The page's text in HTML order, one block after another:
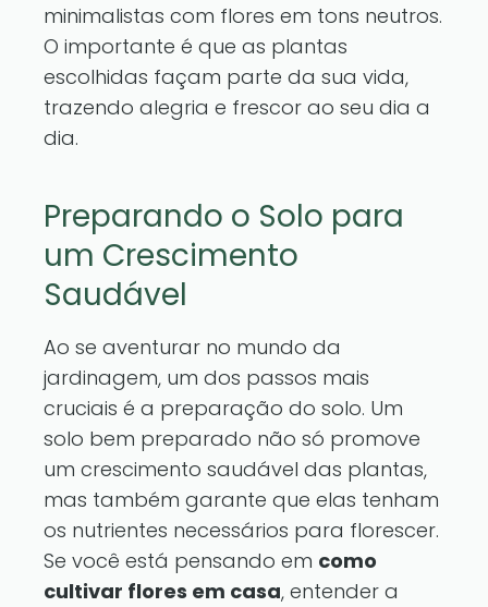
minimalistas com flores em tons neutros.
O importante é que as plantas
escolhidas façam parte da sua vida,
trazendo alegria e frescor ao seu dia a
dia.
Preparando o Solo para
um Crescimento
Saudável
Ao se aventurar no mundo da
jardinagem, um dos passos mais
cruciais é a preparação do solo. Um
solo bem preparado não só promove
um crescimento saudável das plantas,
mas também garante que elas tenham
os nutrientes necessários para florescer.
Se você está pensando em como
cultivar flores em casa, entender a